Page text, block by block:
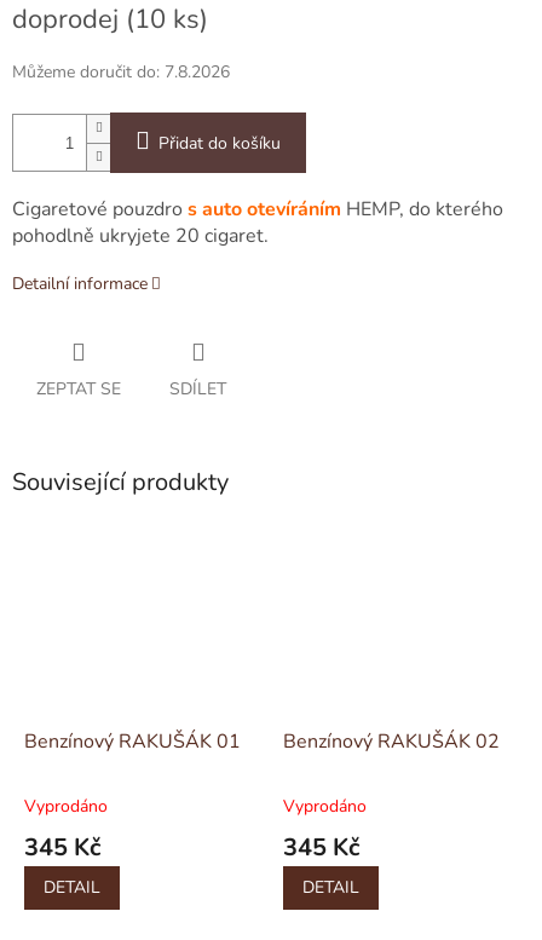
cena:
doprodej (10 ks)
Můžeme doručit do: 7.8.2026
Přidat do košíku
Cigaretové pouzdro s auto otevíráním HEMP, do kterého
pohodlně ukryjete 20 cigaret.
Detailní informace
ZEPTAT SE SDÍLET
Související produkty
Benzínový RAKUŠÁK 01
Vyprodáno
345 Kč
DETAIL
Benzínový RAKUŠÁK 02
Vyprodáno
345 Kč
DETAIL